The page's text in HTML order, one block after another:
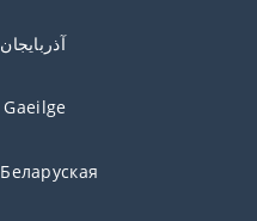
آذربايجان
Gaeilge
Беларуская